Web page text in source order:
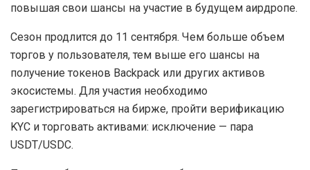
повышая свои шансы на участие в будущем аирдропе.
Сезон продлится до 11 сентября. Чем больше объем
торгов у пользователя, тем выше его шансы на
получение токенов Backpack или других активов
экосистемы. Для участия необходимо
зарегистрироваться на бирже, пройти верификацию
KYC и торговать активами: исключение — пара
USDT/USDC.